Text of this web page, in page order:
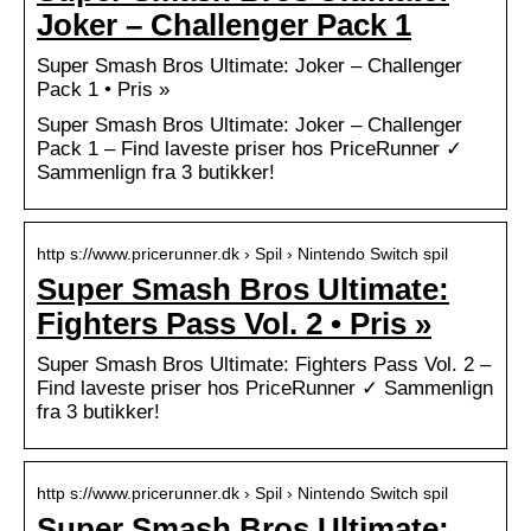
Joker – Challenger Pack 1
Super Smash Bros Ultimate: Joker – Challenger
Pack 1 • Pris »
Super Smash Bros Ultimate: Joker – Challenger
Pack 1 – Find laveste priser hos PriceRunner ✓
Sammenlign fra 3 butikker!
http s://www.pricerunner.dk › Spil › Nintendo Switch spil
Super Smash Bros Ultimate:
Fighters Pass Vol. 2 • Pris »
Super Smash Bros Ultimate: Fighters Pass Vol. 2 –
Find laveste priser hos PriceRunner ✓ Sammenlign
fra 3 butikker!
http s://www.pricerunner.dk › Spil › Nintendo Switch spil